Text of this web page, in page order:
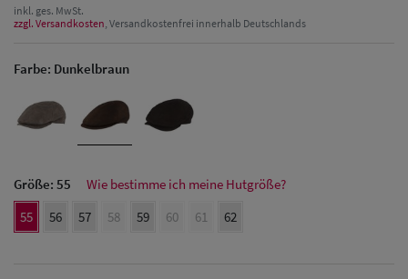
Herren Caps
Herren
Baseball Cpas
inkl. ges. MwSt.
zzgl. Versandkosten , Versandkostenfrei innerhalb Deutschlands
Farbe: Dunkelbraun
Größe: 55
Wie bestimme ich meine Hutgröße?
55
56 57 58 59 60 61 62